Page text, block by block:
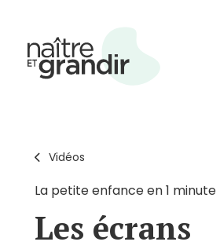
Vidéos
La petite enfance en 1 minute
Les écrans